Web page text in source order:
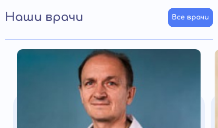
Наши врачи Все врачи